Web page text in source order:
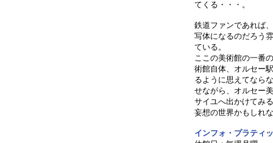
てくる・・・。
鉄道ファンであれば
写体になるのだろう
ている。
ここの美術館の一番
術館自体、オルセー
るように思えてなら
せながら、オルセー
サイユへ出かけてみ
妄想の世界かもしれ
インフォ・プラティ